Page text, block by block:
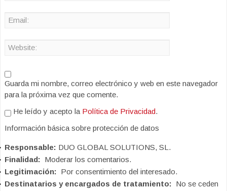
Guarda mi nombre, correo electrónico y web en este navegador
para la próxima vez que comente.
He leído y acepto la Política de Privacidad.
Información básica sobre protección de datos
Responsable: DUO GLOBAL SOLUTIONS, SL.
Finalidad: Moderar los comentarios.
Legitimación: Por consentimiento del interesado.
Destinatarios y encargados de tratamiento: No se ceden